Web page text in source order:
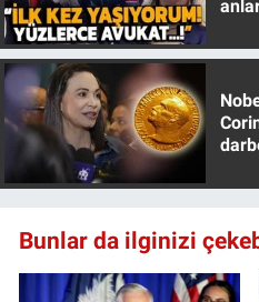
Bunlar da ilginizi